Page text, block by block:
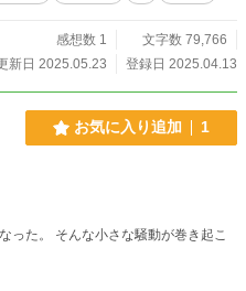
感想数 1
文字数 79,766
新日 2025.05.23
登録日 2025.04.13
お気に入り追加 1
が巻き起こ